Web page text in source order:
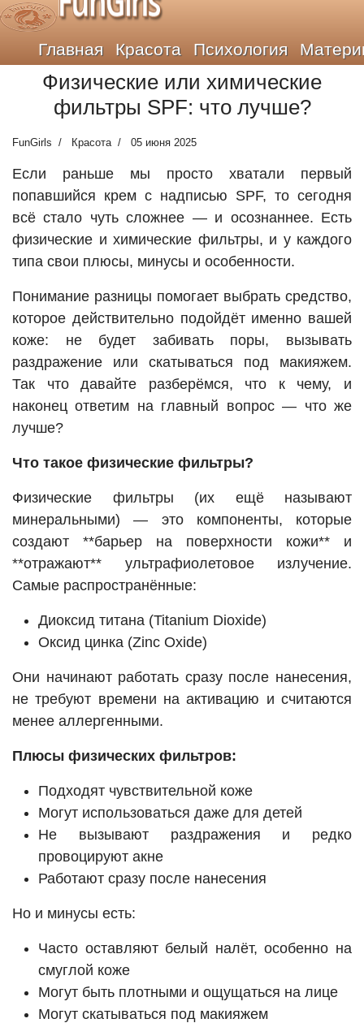
Главная Красота Психология
Физические или химические
фильтры SPF: что лучше?
FunGirls Красота 05 июня 2025
Если раньше мы просто хватали первый
попавшийся крем с надписью SPF, то сегодня
всё стало чуть сложнее — и осознаннее. Есть
физические и химические фильтры, и у каждого
типа свои плюсы, минусы и особенности.
Понимание разницы помогает выбрать средство,
которое действительно подойдёт именно вашей
коже: не будет забивать поры, вызывать
раздражение или скатываться под макияжем.
Так что давайте разберёмся, что к чему, и
наконец ответим на главный вопрос — что же
лучше?
Что такое физические фильтры?
Физические фильтры (их ещё называют
минеральными) — это компоненты, которые
создают **барьер на поверхности кожи** и
**отражают** ультрафиолетовое излучение.
Самые распространённые:
Диоксид титана (Titanium Dioxide)
Оксид цинка (Zinc Oxide)
Они начинают работать сразу после нанесения,
не требуют времени на активацию и считаются
менее аллергенными.
Плюсы физических фильтров:
Подходят чувствительной коже
Могут использоваться даже для детей
Не вызывают раздражения и редко
провоцируют акне
Работают сразу после нанесения
Но и минусы есть:
Часто оставляют белый налёт, особенно на
смуглой коже
Могут быть плотными и ощущаться на лице
Могут скатываться под макияжем